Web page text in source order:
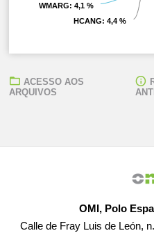
HCANG: 4,4 %
HCANG: 4,4 %
WMARG: 4,1 %
WMARG: 4,1 %
ACESSO AOS
ARQUIVOS
OMI, Polo
Calle de Fray Luis de León,